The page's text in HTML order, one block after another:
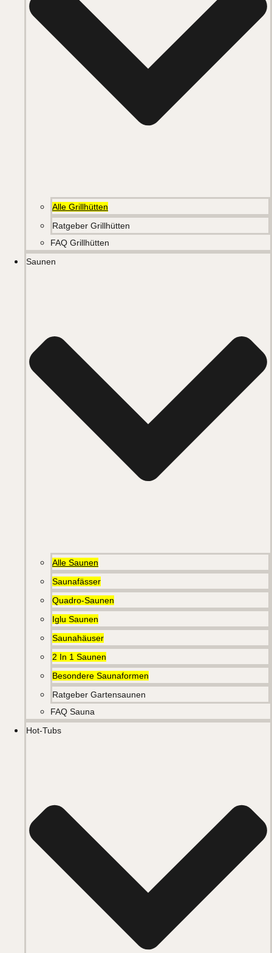
Alle Grillhütten
Ratgeber Grillhütten
FAQ Grillhütten
Saunen
Alle Saunen
Saunafässer
Quadro-Saunen
Iglu Saunen
Saunahäuser
2 In 1 Saunen
Besondere Saunaformen
Ratgeber Gartensaunen
FAQ Sauna
Hot-Tubs